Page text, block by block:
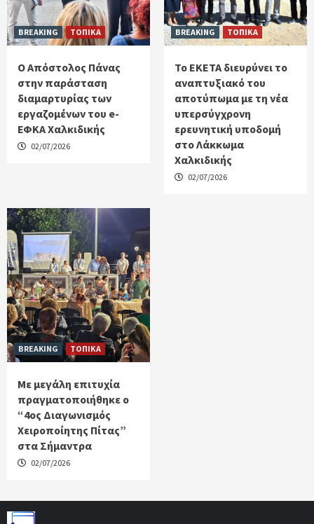
BREAKING ΤΟΠΙΚΑ
Ο Απόστολος Πάνας
στην παράσταση
διαμαρτυρίας των
εργαζομένων του e-
ΕΦΚΑ Χαλκιδικής
02/07/2026
BREAKING ΤΟΠΙΚΑ
Το ΕΚΕΤΑ διευρύνει το
αναπτυξιακό του
αποτύπωμα με τη νέα
υπερσύγχρονη
ερευνητική υποδομή
στο Λάκκωμα
Χαλκιδικής
02/07/2026
BREAKING ΤΟΠΙΚΑ
Με μεγάλη επιτυχία
πραγματοποιήθηκε ο
“4ος Διαγωνισμός
Χειροποίητης Πίτας”
στα Σήμαντρα
02/07/2026